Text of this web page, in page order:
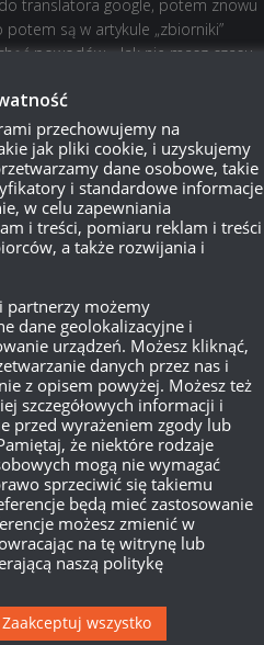
translatora google, potem znowu
są w artykule „zbiorniki”
powodów… Jak nie masz czasu
oznacza, że ja nie robię. Jeżeli wg
zgłosiłeś kiedy proponowano?
jest dwóch. Poza tym pieklisz
z nich jest ciekawy? Moim
jeszcze wiele razy :v
artykuły żeby zadowolić
przechowujemy na
jak pliki cookie, i uzyskujemy
dane osobowe, takie
i standardowe informacje
w celu zapewniania
i treści, pomiaru reklam i treści
a także rozwijania i
partnerzy możemy
dane geolokalizacyjne i
urządzeń. Możesz kliknąć,
danych przez nas i
z opisem powyżej. Możesz też
szczegółowych informacji i
przed wyrażeniem zgody lub
że niektóre rodzaje
mogą nie wymagać
sprzeciwić się takiemu
będą mieć zastosowanie
możesz zmienić w
na tę witrynę lub
naszą politykę
Zaakceptuj wszystko